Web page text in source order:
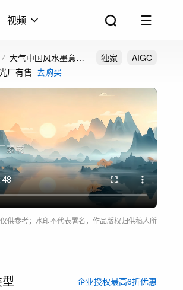
视频
大气中国风水墨意境
山水
独家
AIGC
厂有售 去购买
供参考；水印不代表署名，作品版权归供稿人所
企业授权最高6折优惠